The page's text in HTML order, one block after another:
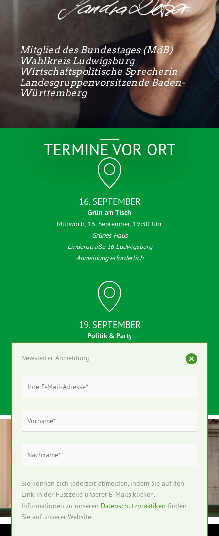
Mitglied des Bundestages (MdB)
Wahlkreis Ludwigsburg
Wirtschaftspolitische Sprecherin
Landesgruppenvorsitzende Baden-
Württemberg
TERMINE VOR ORT
16. SEPTEMBER
Grün am Tisch
Mittwoch, 16. September, 19:30 Uhr
Grünes Haus
Lindenstraße 16 Ludwigsburg
Anmeldung erforderlich
19. SEPTEMBER
Politik & Party
Samstag, 19. September, 16:30 Uhr
Anmeldung erforderlich
BADEN-WÜRTTEMBERG
UNTERWEGS IM WAHLKREIS UND IM LÄNDLE
MEHR ERFAHREN
Newsletter Anmeldung
Sie können sich jederzeit abmelden, indem Sie auf den
Link in der Fusszeile unserer E-Mails klicken.
Informationen zu unseren Datenschutzpraktiken finden
Sie auf unserer Website.